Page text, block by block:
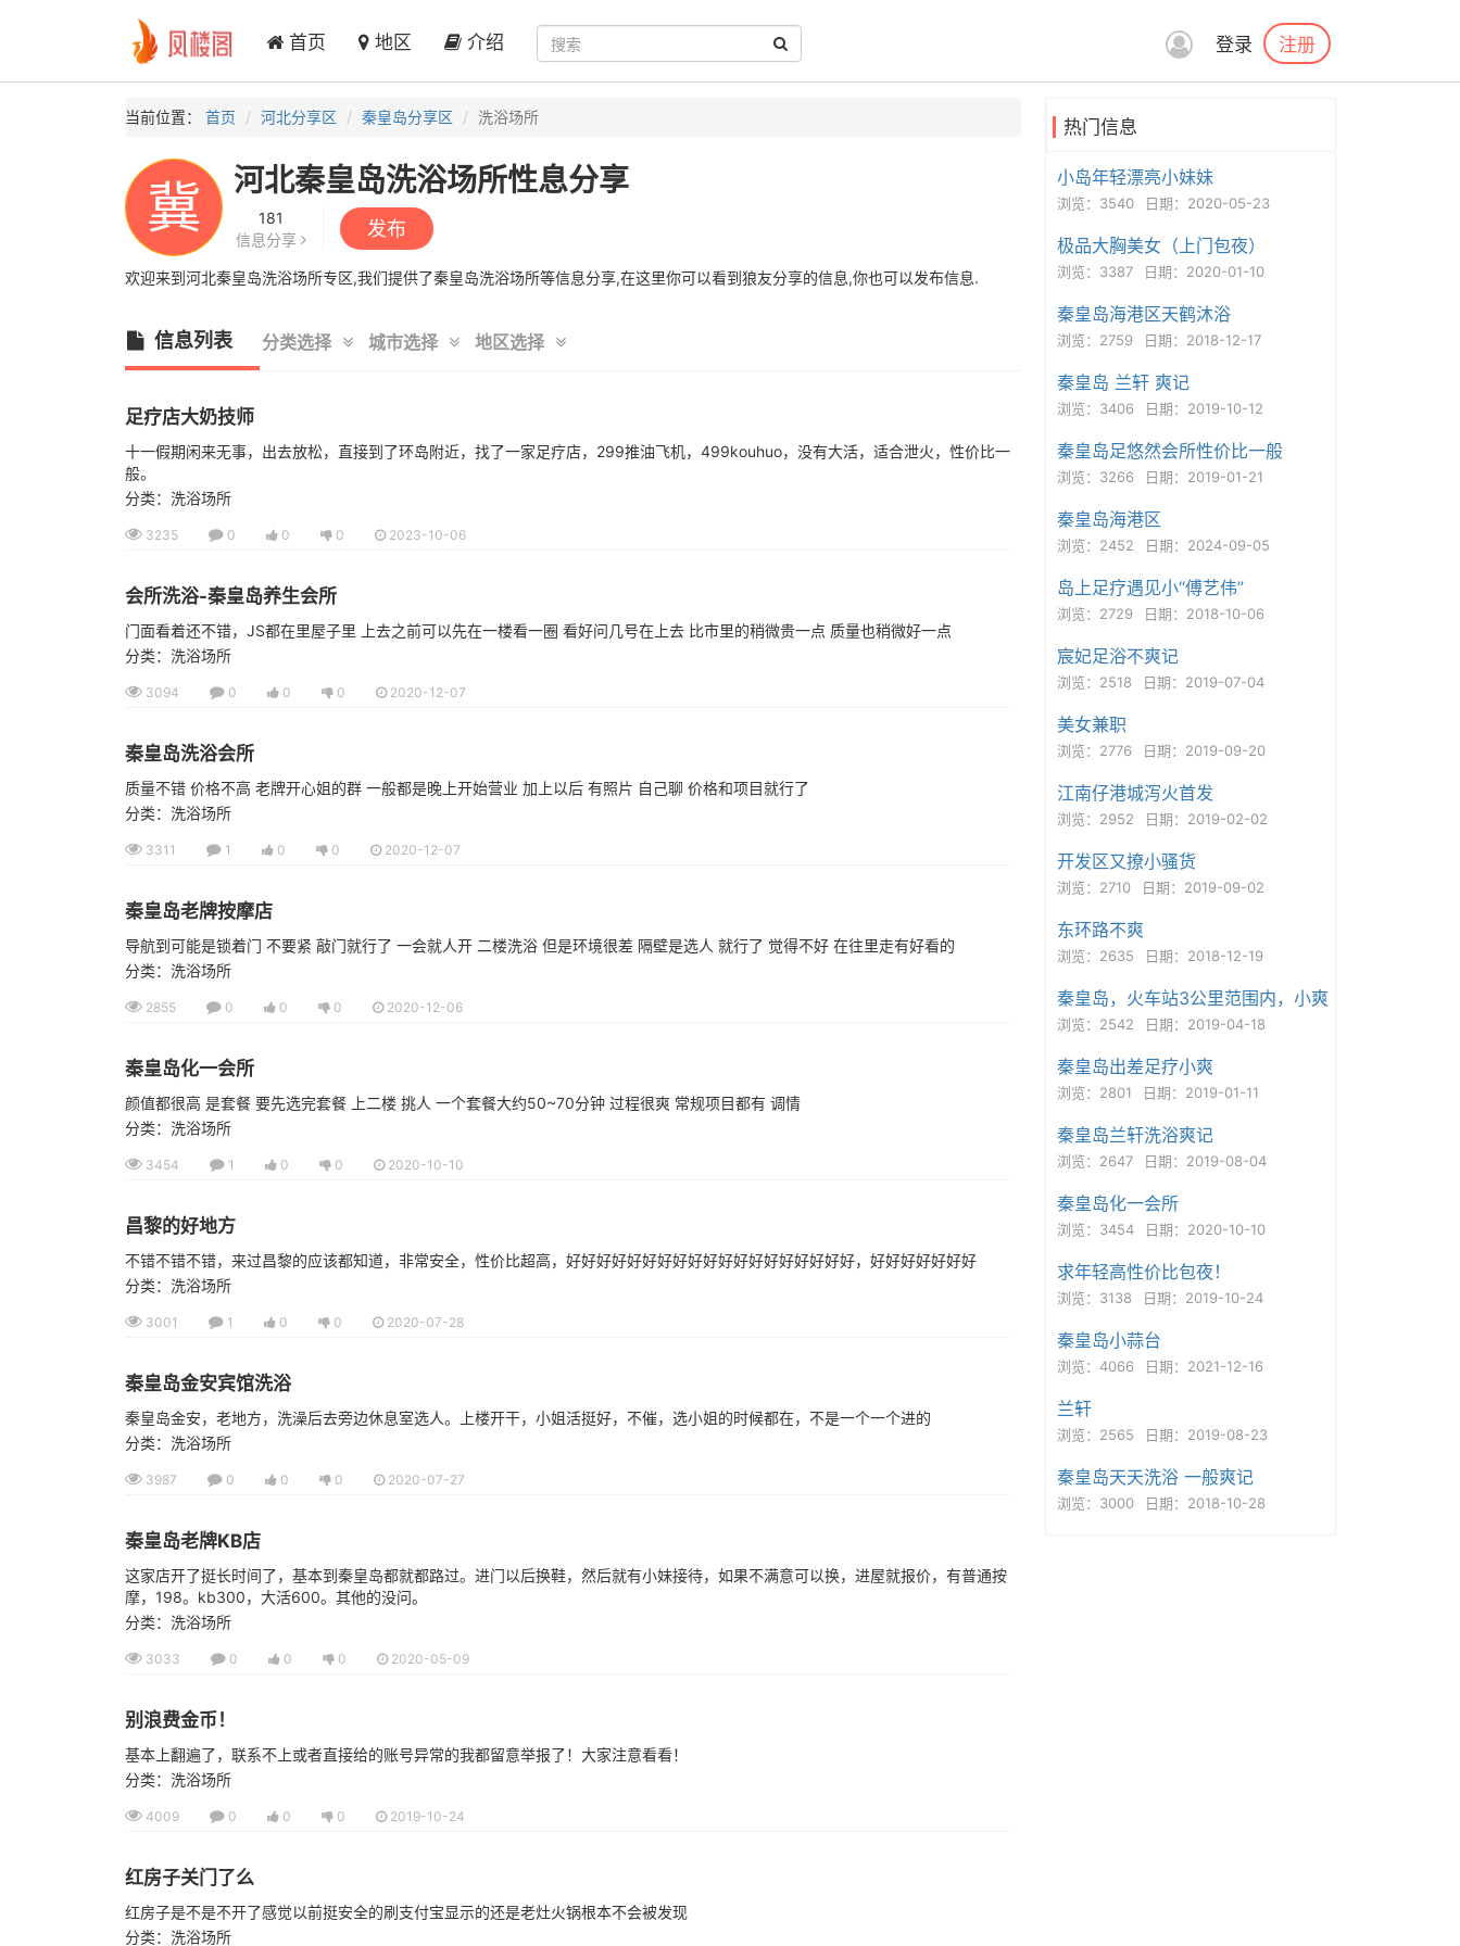
首页 地区 介绍 登录 注册
当前位置： 首页 河北分享区 秦皇岛分享区 洗浴场所
冀 河北秦皇岛洗浴场所性息分享
181
信息分享
发布
欢迎来到河北秦皇岛洗浴场所专区,我们提供了秦皇岛洗浴场所等信息分享,在这里你可以看到狼友分享的信息,你也可以发布信息.
信息列表 分类选择 城市选择 地区选择
足疗店大奶技师
十一假期闲来无事，出去放松，直接到了环岛附近，找了一家足疗店，299推油飞机，499kouhuo，没有大活，适合泄火，性价比一
般。
分类：洗浴场所
3235 0 0 0 2023-10-06
会所洗浴-秦皇岛养生会所
门面看着还不错，JS都在里屋子里 上去之前可以先在一楼看一圈 看好问几号在上去 比市里的稍微贵一点 质量也稍微好一点
分类：洗浴场所
3094 0 0 0 2020-12-07
秦皇岛洗浴会所
质量不错 价格不高 老牌开心姐的群 一般都是晚上开始营业 加上以后 有照片 自己聊 价格和项目就行了
分类：洗浴场所
3311 1 0 0 2020-12-07
秦皇岛老牌按摩店
导航到可能是锁着门 不要紧 敲门就行了 一会就人开 二楼洗浴 但是环境很差 隔壁是选人 就行了 觉得不好 在往里走有好看的
分类：洗浴场所
2855 0 0 0 2020-12-06
秦皇岛化一会所
颜值都很高 是套餐 要先选完套餐 上二楼 挑人 一个套餐大约50~70分钟 过程很爽 常规项目都有 调情
分类：洗浴场所
3454 1 0 0 2020-10-10
昌黎的好地方
不错不错不错，来过昌黎的应该都知道，非常安全，性价比超高，好好好好好好好好好好好好好好好好好好好，好好好好好好好
分类：洗浴场所
3001 1 0 0 2020-07-28
秦皇岛金安宾馆洗浴
秦皇岛金安，老地方，洗澡后去旁边休息室选人。上楼开干，小姐活挺好，不催，选小姐的时候都在，不是一个一个进的
分类：洗浴场所
3987 0 0 0 2020-07-27
秦皇岛老牌KB店
这家店开了挺长时间了，基本到秦皇岛都就都路过。进门以后换鞋，然后就有小妹接待，如果不满意可以换，进屋就报价，有普通按
摩，198。kb300，大活600。其他的没问。
分类：洗浴场所
3033 0 0 0 2020-05-09
别浪费金币！
基本上翻遍了，联系不上或者直接给的账号异常的我都留意举报了！大家注意看看！
分类：洗浴场所
4009 0 0 0 2019-10-24
红房子关门了么
红房子是不是不开了感觉以前挺安全的刷支付宝显示的还是老灶火锅根本不会被发现
分类：洗浴场所
热门信息
小岛年轻漂亮小妹妹
浏览：3540 日期：2020-05-23
极品大胸美女（上门包夜）
浏览：3387 日期：2020-01-10
秦皇岛海港区天鹤沐浴
浏览：2759 日期：2018-12-17
秦皇岛 兰轩 爽记
浏览：3406 日期：2019-10-12
秦皇岛足悠然会所性价比一般
浏览：3266 日期：2019-01-21
秦皇岛海港区
浏览：2452 日期：2024-09-05
岛上足疗遇见小“傅艺伟”
浏览：2729 日期：2018-10-06
宸妃足浴不爽记
浏览：2518 日期：2019-07-04
美女兼职
浏览：2776 日期：2019-09-20
江南仔港城泻火首发
浏览：2952 日期：2019-02-02
开发区又撩小骚货
浏览：2710 日期：2019-09-02
东环路不爽
浏览：2635 日期：2018-12-19
秦皇岛，火车站3公里范围内，小爽
浏览：2542 日期：2019-04-18
秦皇岛出差足疗小爽
浏览：2801 日期：2019-01-11
秦皇岛兰轩洗浴爽记
浏览：2647 日期：2019-08-04
秦皇岛化一会所
浏览：3454 日期：2020-10-10
求年轻高性价比包夜！
浏览：3138 日期：2019-10-24
秦皇岛小蒜台
浏览：4066 日期：2021-12-16
兰轩
浏览：2565 日期：2019-08-23
秦皇岛天天洗浴 一般爽记
浏览：3000 日期：2018-10-28